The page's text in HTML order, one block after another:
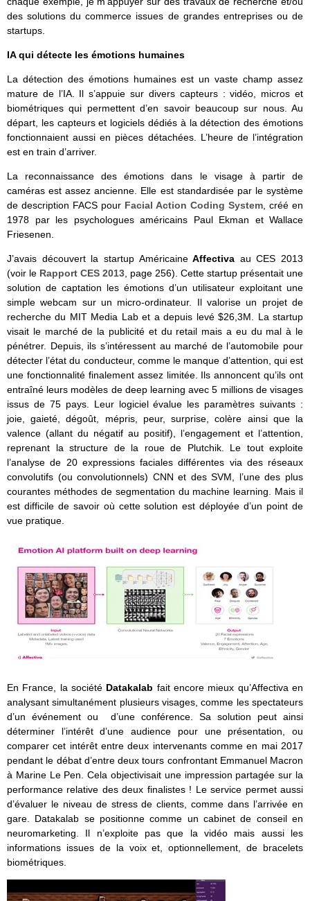
des solutions du commerce issues de grandes entreprises ou de
startups.
IA qui détecte les émotions humaines
La détection des émotions humaines est un vaste champ assez
mature de l’IA. Il s’appuie sur divers capteurs : vidéo, micros et
biométriques qui permettent d’en savoir beaucoup sur nous. Au
départ, les capteurs et logiciels dédiés à la détection des émotions
fonctionnaient aussi en pièces détachées. L’heure de l’intégration
est en train d’arriver.
La reconnaissance des émotions dans le visage à partir de
caméras est assez ancienne. Elle est standardisée par le système
de description FACS pour Facial Action Coding System , créé en
1978 par les psychologues américains Paul Ekman et Wallace
Friesenen.
J’avais découvert la startup AméricaineAffectiva au CES 2013
(voir le Rapport CES 2013 , page 256). Cette startup présentait une
solution de captation les émotions d’un utilisateur exploitant une
simple webcam sur un micro-ordinateur. Il valorise un projet de
recherche du MIT Media Lab et a depuis levé $26,3M. La startup
visait le marché de la publicité et du retail mais a eu du mal à le
pénétrer. Depuis, ils s’intéressent au marché de l’automobile pour
détecter l’état du conducteur, comme le manque d’attention, qui est
une fonctionnalité finalement assez limitée. Ils annoncent qu’ils ont
entraîné leurs modèles de deep learning avec 5 millions de visages
issus de 75 pays. Leur logiciel évalue les paramètres suivants :
joie, gaieté, dégoût, mépris, peur, surprise, colère ainsi que la
valence (allant du négatif au positif), l’engagement et l’attention,
reprenant la structure de la roue de Plutchik. Le tout exploite
l’analyse de 20 expressions faciales différentes via des réseaux
convolutifs (ou convolutionnels) CNN et des SVM, l’une des plus
courantes méthodes de segmentation du machine learning. Mais il
est difficile de savoir où cette solution est déployée d’un point de
vue pratique.
En France, la société Datakalab fait encore mieux qu’Affectiva en
analysant simultanément plusieurs visages, comme les spectateurs
d’un événement ou d’une conférence. Sa solution peut ainsi
déterminer l’intérêt d’une audience pour une présentation, ou
comparer cet intérêt entre deux intervenants comme en mai 2017
pendant le débat d’entre deux tours confrontant Emmanuel Macron
à Marine Le Pen. Cela objectivisait une impression partagée sur la
performance relative des deux finalistes ! Le service permet aussi
d’évaluer le niveau de stress de clients, comme dans l’arrivée en
gare. Datakalab se positionne comme un cabinet de conseil en
neuromarketing. Il n’exploite pas que la vidéo mais aussi les
informations issues de la voix et, optionnellement, de bracelets
biométriques.